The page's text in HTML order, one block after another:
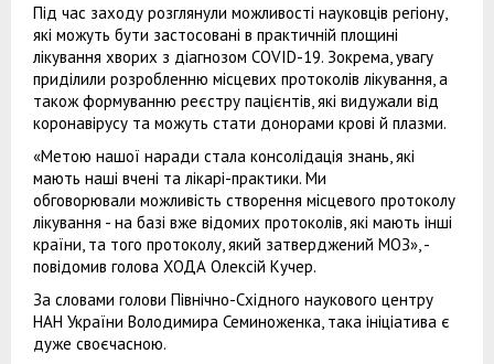
Під час заходу розглянули можливості науковців регіону,
які можуть бути застосовані в практичній площині
лікування хворих з діагнозом COVID-19. Зокрема, увагу
приділили розробленню місцевих протоколів лікування, а
також формуванню реєстру пацієнтів, які видужали від
коронавірусу та можуть стати донорами крові й плазми.
«Метою нашої наради стала консолідація знань, які
мають наші вчені та лікарі-практики. Ми
обговорювали можливість створення місцевого протоколу
лікування - на базі вже відомих протоколів, які мають інші
країни, та того протоколу, який затверджений МОЗ», -
повідомив голова ХОДА Олексій Кучер.
За словами голови Північно-Східного наукового центру
НАН України Володимира Семиноженка, така ініціатива є
дуже своєчасною.